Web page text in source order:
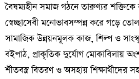
বৈষম্যহীন সমাজ গঠনে তারুণ্যর
স্বেচ্ছাসেবী মনোভাবসম্পন্ন করে গড়ে
সামাজিক উন্নয়নমূলক কাজ, শিল্প ও
বইপাঠ, প্রাকৃতিক দুর্যোগ মোকাবিলায়
শীতবস্ত্র বিতরণ ও অসহায় শিক্ষার্থীদের